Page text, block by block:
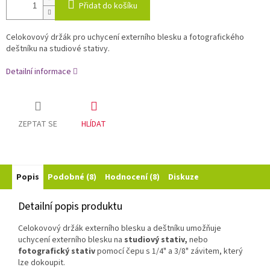
Přidat do košíku
Celokovový držák pro uchycení externího blesku a fotografického
deštníku na studiové stativy.
Detailní informace
ZEPTAT SE HLÍDAT
Popis Podobné (8) Hodnocení (8) Diskuze
Detailní popis produktu
Celokovový držák externího blesku a deštníku umožňuje
uchycení externího blesku na studiový stativ, nebo
fotografický stativpomocí čepu s 1/4" a 3/8" závitem, který
lze dokoupit.